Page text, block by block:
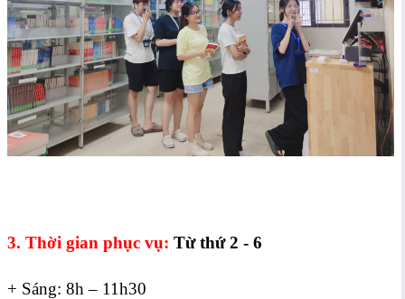
3. Thời gian phục vụ: Từ thứ 2 - 6
+ Sáng: 8h – 11h30